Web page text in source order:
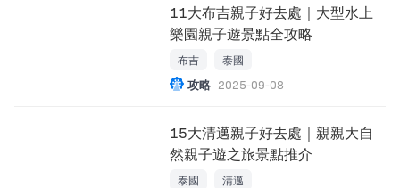
11大布吉親子好去處｜大型水上
樂園親子遊景點全攻略
布吉 泰國
攻略 2025-09-08
15大清邁親子好去處｜親親大自
然親子遊之旅景點推介
泰國 清邁